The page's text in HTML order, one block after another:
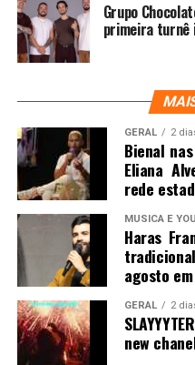
Grupo
primeira turnê
GERAL 2
Bienal
Eliana
rede
MUSICA E
Haras
agosto
GERAL 2
new